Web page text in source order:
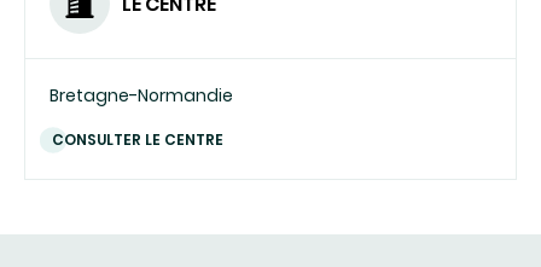
Bretagne-Normandie
CONSULTER LE CENTRE